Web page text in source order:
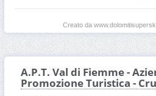
Creato da
A.P.T. Val di Fiemme -
Promozione Turistica -